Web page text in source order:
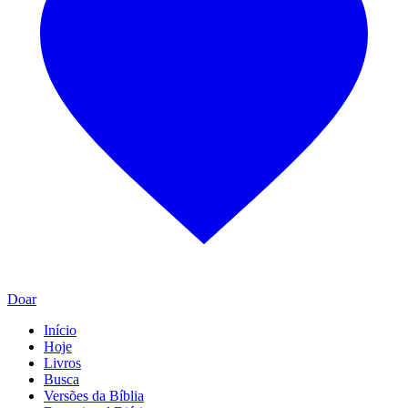
Doar
Início
Hoje
Livros
Busca
Versões da Bíblia